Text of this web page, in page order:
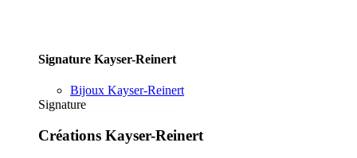
Signature Kayser-Reinert
Bijoux Kayser-Reinert
Signature
Créations Kayser-Reinert